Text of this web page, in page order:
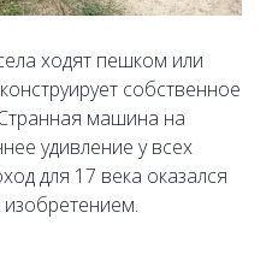
ходят пешком или
собственное
машина на
удивление у всех
для 17 века оказался